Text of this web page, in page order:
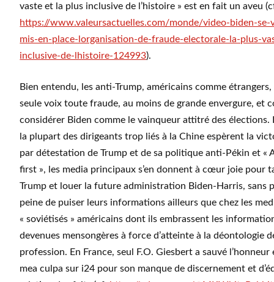
vaste et la plus inclusive de l’histoire » est en fait un aveu
https://www.valeursactuelles.com/monde/video-biden-se-
mis-en-place-lorganisation-de-fraude-electorale-la-plus-
inclusive-de-lhistoire-124993).
Bien entendu, les anti-Trump, américains comme étrangers,
seule voix toute fraude, au moins de grande envergure, et
considérer Biden comme le vainqueur attitré des élections.
la plupart des dirigeants trop liés à la Chine espèrent la
par détestation de Trump et de sa politique anti-Pékin et «
first », les media principaux s’en donnent à cœur joie pour
Trump et louer la future administration Biden-Harris, sans
peine de puiser leurs informations ailleurs que chez les
« soviétisés » américains dont ils embrassent les
devenues mensongères à force d’atteinte à la déontologie
profession. En France, seul F.O. Giesbert a sauvé
mea culpa sur i24 pour son manque de discernement et